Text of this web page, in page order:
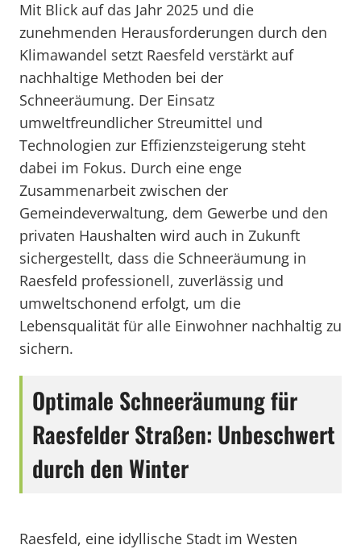
Mit Blick auf das Jahr 2025 und die
zunehmenden Herausforderungen durch den
Klimawandel setzt Raesfeld verstärkt auf
nachhaltige Methoden bei der
Schneeräumung. Der Einsatz
umweltfreundlicher Streumittel und
Technologien zur Effizienzsteigerung steht
dabei im Fokus. Durch eine enge
Zusammenarbeit zwischen der
Gemeindeverwaltung, dem Gewerbe und den
privaten Haushalten wird auch in Zukunft
sichergestellt, dass die Schneeräumung in
Raesfeld professionell, zuverlässig und
umweltschonend erfolgt, um die
Lebensqualität für alle Einwohner nachhaltig zu
sichern.
Optimale Schneeräumung für
Raesfelder Straßen: Unbeschwert
durch den Winter
Raesfeld, eine idyllische Stadt im Westen